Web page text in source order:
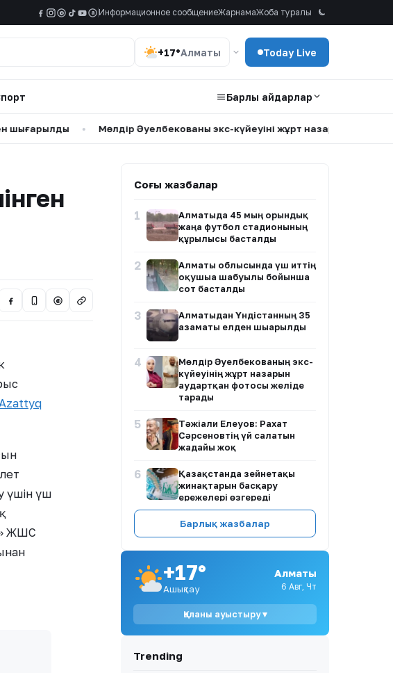
@ a Информационное сообщениеЖарнамаЖоба туралы
+17°Алматы Today Live
Барлық айдарлар
• Мөлдір Әуелбекованың экс-күйеуінің жұрт назарын аудартқан
@
үшін үш
ЖШС
Соңғы жазбалар
1
Алматыда 45 мың орындық
жаңа футбол стадионының
құрылысы басталды
2
Алматы облысында үш иттің
оқушыға шабуылы бойынша
сот басталды
3
Алматыдан Үндістанның 35
азаматы елден шығарылды
4
Мөлдір Әуелбекованың экс-
күйеуінің жұрт назарын
аудартқан фотосы желіде
тарады
5
Тәжіғали Елеуов: Рахат
Сәрсеновтің үй салатын
жағдайы жоқ
6
Қазақстанда зейнетақы
жинақтарын басқару
ережелері өзгереді
Айгүл Иманбаева Алтынай
Жорабаеваның қызының
8
ҚР Ғылым және жоғары білім
министрі мемлекеттік грант
конкурсының
қорытындысын жариялады
несиелермен алаяқтық
Барлық жазбалар
+17°
Ашықтау
Алматы
6 Авг, Чт
Қаланы ауыстыру ▾
Trending